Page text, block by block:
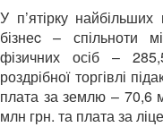
У п’ятірку
бізнеc – спільноти
фізичних осіб –
роздрібної торгівлі
плата за землю – 70,6
млн грн. та плата за